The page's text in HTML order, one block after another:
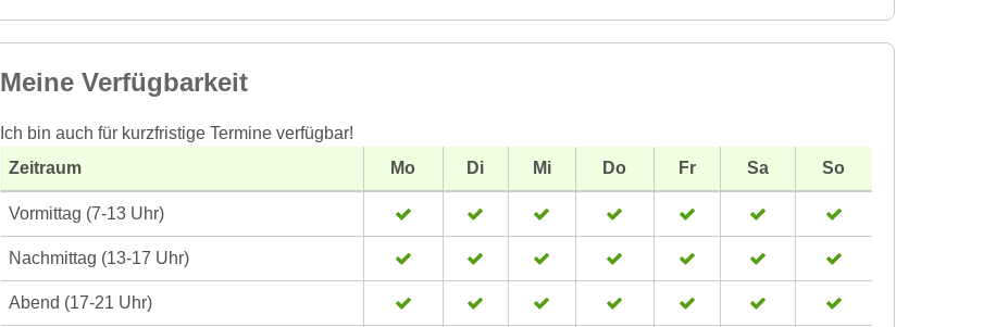
Meine Verfügbarkeit
Ich bin auch für kurzfristige Termine verfügbar!
Zeitraum
Mo Di Mi Do Fr Sa So
Vormittag (7-13 Uhr)
Nachmittag (13-17 Uhr)
Abend (17-21 Uhr)